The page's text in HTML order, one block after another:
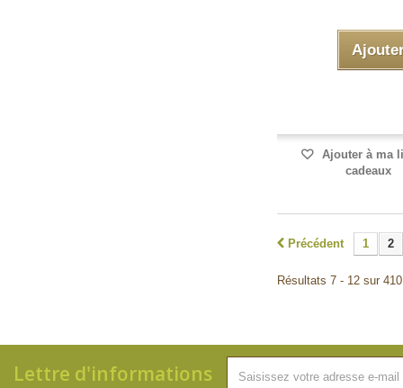
Ajouter à ma
cadeaux
Précédent 1 2
Résultats 7 - 12 sur
Lettre d'informations